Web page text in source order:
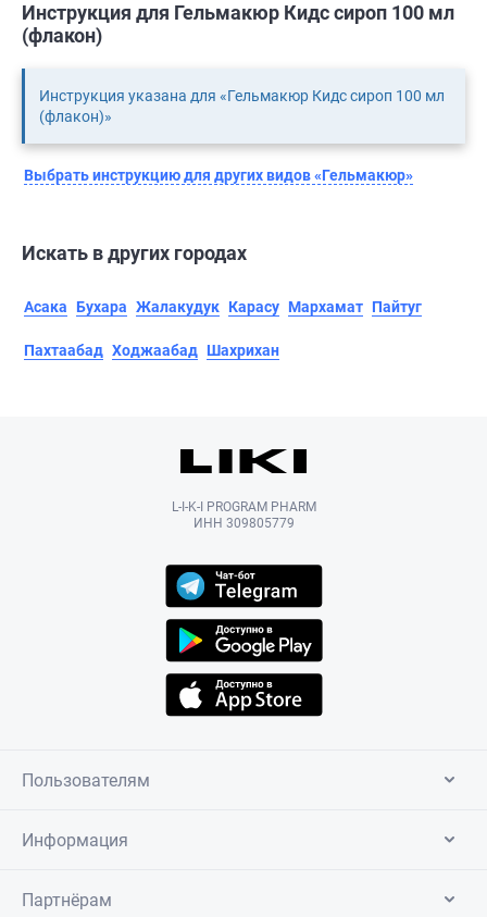
Инструкция для Гельмакюр Кидс сироп 100 мл
(флакон)
Инструкция указана для «Гельмакюр Кидс сироп 100 мл
(флакон)»
Выбрать инструкцию для других видов «Гельмакюр»
Искать в других городах
Асака Бухара Жалакудук Карасу Мархамат Пайтуг
Пахтаабад Ходжаабад Шахрихан
L-I-K-I PROGRAM PHARM
ИНН 309805779
Пользователям
Информация
Партнёрам